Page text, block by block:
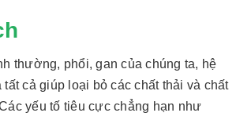
thường, phổi, gan của chúng ta, hệ
tất cả giúp loại bỏ các chất thải và chất
yếu tố tiêu cực chẳng hạn như